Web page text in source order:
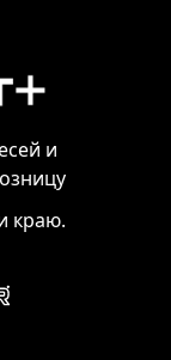
и
краю.